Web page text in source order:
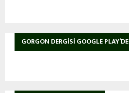
GORGON DERGISI GOOGLE PLAY’DE